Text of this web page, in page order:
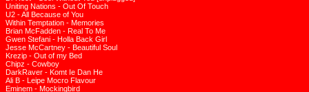
Uniting Nations - Out Of Touch
U2 - All Because of You
Within Temptation - Memories
Brian McFadden - Real To Me
Gwen Stefani - Holla Back Girl
Jesse McCartney - Beautiful Soul
Krezip - Out of my Bed
Chipz - Cowboy
DarkRaver - Komt Ie Dan He
Ali B - Leipe Mocro Flavour
Eminem - Mockingbird